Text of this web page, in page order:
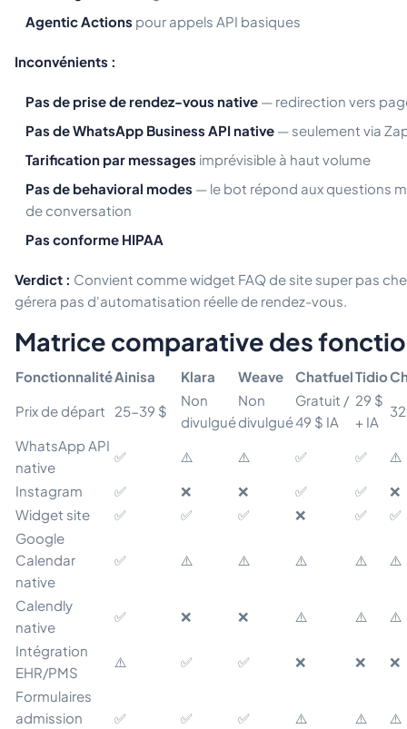
Agentic Actions pour appels API basiques
Inconvénients :
Pas de prise de rendez-vous native — redirection vers
Pas de WhatsApp Business API native — seulement via
Tarification par messages imprévisible à haut volume
Pas de behavioral modes — le bot répond aux questions
de conversation
Pas conforme HIPAA
Verdict : Convient comme widget FAQ de site super pas
gérera pas d'automatisation réelle de rendez-vous.
Matrice comparative des
FonctionnalitéAinisa Klara Weave ChatfuelTidio
Prix de départ
25-39 $
Non
divulgué
Non
divulgué
Gratuit /
49 $ IA
29 $
+ IA
WhatsApp API
native
✅ ⚠️ ⚠️ ✅ ✅
⚠️
Instagram
✅ ❌ ❌ ✅ ✅
❌
Widget site
✅ ✅ ✅ ❌ ✅
✅
Google
Calendar
native
✅ ⚠️ ⚠️ ⚠️ ⚠️ ⚠️
Calendly
native
✅ ❌ ❌ ⚠️ ⚠️
⚠️
Intégration
EHR/PMS
⚠️ ✅ ✅ ❌ ❌
❌
Formulaires
admission
✅ ✅ ✅ ⚠️ ⚠️ ⚠️